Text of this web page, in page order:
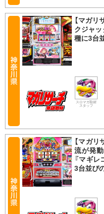
【マガリ
クジャッ
種に3台
スロマガ取材
スタッフ
【マガ
流が発動
『マギレ
3台並び